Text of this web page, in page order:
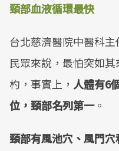
頸部血液循環最快
台北慈濟醫院中醫科主
民眾來說，最怕突如
杓，事實上， 人體有6
位，頸部名列第一。
頸部有風池穴、風門